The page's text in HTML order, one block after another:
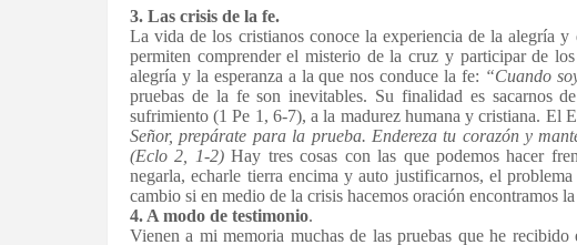
3. Las crisis de la fe.
La vida de los cristianos conoce la experiencia de la alegría
permiten comprender el misterio de la cruz y participar de
alegría y la esperanza a la que nos conduce la fe: “Cuando
pruebas de la fe son inevitables. Su finalidad es sacarnos
sufrimiento (1 Pe 1, 6-7), a la madurez humana y cristiana. El
Señor, prepárate para la prueba. Endereza tu corazón y
(Eclo 2, 1-2)Hay tres cosas con las que podemos hacer
negarla, echarle tierra encima y auto justificarnos, el
cambio si en medio de la crisis hacemos oración encontramos
4. A modo de testimonio.
Vienen a mi memoria muchas de las pruebas que he